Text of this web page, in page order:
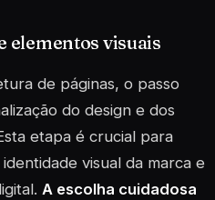
elementos visuais
de páginas, o passo
do design e dos
etapa é crucial para
visual da marca e
A escolha cuidadosa